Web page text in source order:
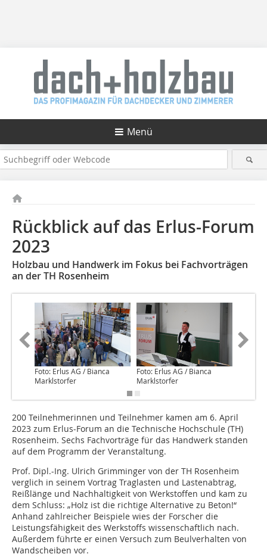
Menü
Rückblick auf das Erlus-Forum
2023
Holzbau und Handwerk im Fokus bei Fachvorträgen
an der TH Rosenheim
Foto: Erlus AG / Bianca
Marklstorfer
Foto: Erlus AG / Bianca
Marklstorfer
200 Teilnehmerinnen und Teilnehmer kamen am 6. April
2023 zum Erlus-Forum an die Technische Hochschule (TH)
Rosenheim. Sechs Fachvorträge für das Handwerk standen
auf dem Programm der Veranstaltung.
Prof. Dipl.-Ing. Ulrich Grimminger von der TH Rosenheim
verglich in seinem Vortrag Traglasten und Lastenabtrag,
Reißlänge und Nachhaltigkeit von Werkstoffen und kam zu
dem Schluss: „Holz ist die richtige Alternative zu Beton!“
Anhand zahlreicher Beispiele wies der Forscher die
Leistungsfähigkeit des Werkstoffs wissenschaftlich nach.
Außerdem führte er einen Versuch zum Beulverhalten von
Wandscheiben vor.